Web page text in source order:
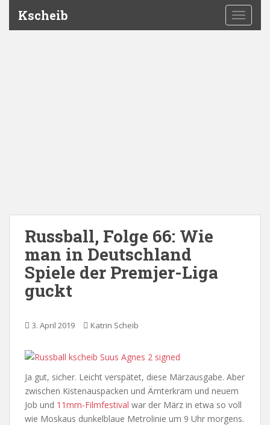
Kscheib
Russball, Folge 66: Wie
man in Deutschland
Spiele der Premjer-Liga
guckt
3. April 2019 Katrin Scheib
Ja gut, sicher. Leicht verspätet, diese Märzausgabe. Aber
zwischen Kistenauspacken und Ämterkram und neuem
Job und 11mm-Filmfestival war der März in etwa so voll
wie Moskaus dunkelblaue Metrolinie um 9 Uhr morgens.